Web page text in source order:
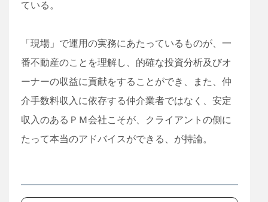
ている。
「現場」で運用の実務にあたっているものが、一
番不動産のことを理解し、的確な投資分析及びオ
ーナーの収益に貢献をすることができ、また、仲
介手数料収入に依存する仲介業者ではなく、安定
収入のあるＰＭ会社こそが、クライアントの側に
たって本当のアドバイスができる、が持論。